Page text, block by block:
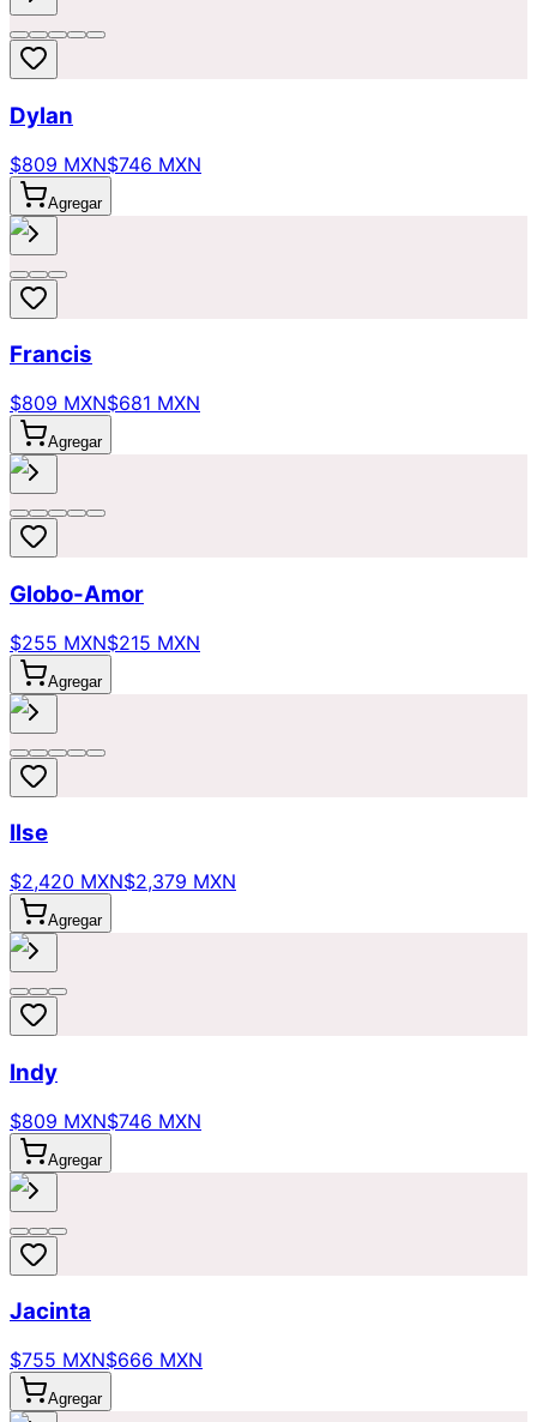
Dylan
$809 MXN$746 MXN
Agregar
Francis
$809 MXN$681 MXN
Agregar
Globo-Amor
$255 MXN$215 MXN
Agregar
Ilse
$2,420 MXN$2,379 MXN
Agregar
Indy
$809 MXN$746 MXN
Agregar
Jacinta
$755 MXN$666 MXN
Agregar